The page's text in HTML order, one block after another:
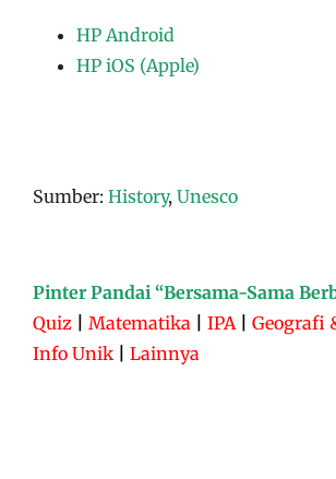
HP Android
HP iOS (Apple)
Sumber: History, Unesco
Pinter Pandai “Bersama-Sama
Quiz
Matematika IPA Geografi
Info Unik
Lainnya